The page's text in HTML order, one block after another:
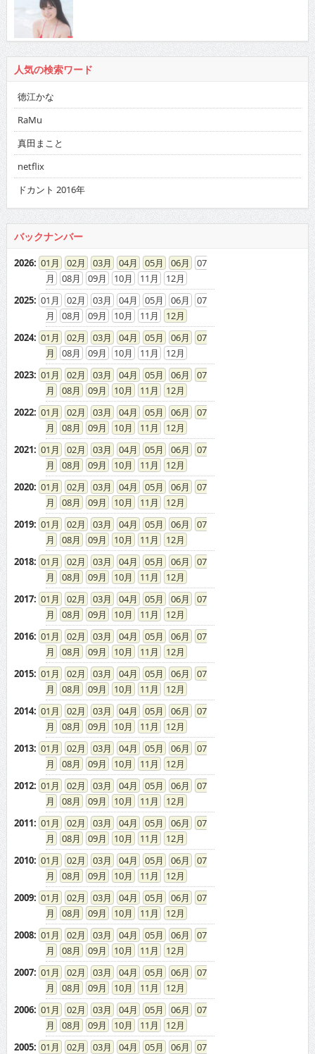
人気の検索ワード
徳江かな
RaMu
真田まこと
netflix
ドカント 2016年
バックナンバー
2026: 01 02 03 04 05 06
07
08
09 10 11
12
2025: 01 02 03 04 05 06
07
08
09 10 11
12
2024: 01 02 03 04 05 06
07
08
09 10 11
12
2023: 01 02 03 04 05 06
07
08
09 10 11
12
2022: 01 02 03 04 05 06
07
08
09 10 11
12
2021: 01 02 03 04 05 06
07
08
09 10 11
12
2020: 01 02 03 04 05 06
07
08
09 10 11
12
2019: 01 02 03 04 05 06
07
08
09 10 11
12
2018: 01 02 03 04 05 06
07
08
09 10 11
12
2017: 01 02 03 04 05 06
07
08
09 10 11
12
2016: 01 02 03 04 05 06
07
08
09 10 11
12
2015: 01 02 03 04 05 06
07
08
09 10 11
12
2014: 01 02 03 04 05 06
07
08
09 10 11
12
2013: 01 02 03 04 05 06
07
08
09 10 11
12
2012: 01 02 03 04 05 06
07
08
09 10 11
12
2011: 01 02 03 04 05 06
07
08
09 10 11
12
2010: 01 02 03 04 05 06
07
08
09 10 11
12
2009: 01 02 03 04 05 06
07
08
09 10 11
12
2008: 01 02 03 04 05 06
07
08
09 10 11
12
2007: 01 02 03 04 05 06
07
08
09 10 11
12
2006: 01 02 03 04 05 06
07
08
09 10 11
12
2005: 01 02 03 04 05 06
07